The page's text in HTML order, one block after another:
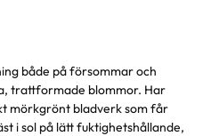
både på försommar och
trattformade blommor. Har
mörkgrönt bladverk som får
i sol på lätt fuktighetshållande,